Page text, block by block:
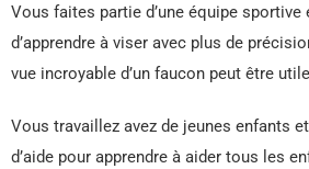
Vous faites partie d’une équipe sportive
d’apprendre à viser avec plus de
vue incroyable d’un faucon peut être
Vous travaillez avez de jeunes enfants
d’aide pour apprendre à aider tous les